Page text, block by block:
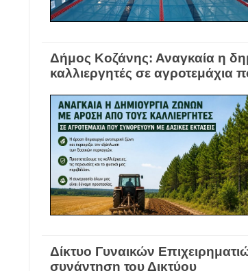
Δήμος Κοζάνης: Αναγκαία η
καλλιεργητές σε αγροτεμάχια
Δίκτυο Γυναικών
συνάντηση του Δικτύου